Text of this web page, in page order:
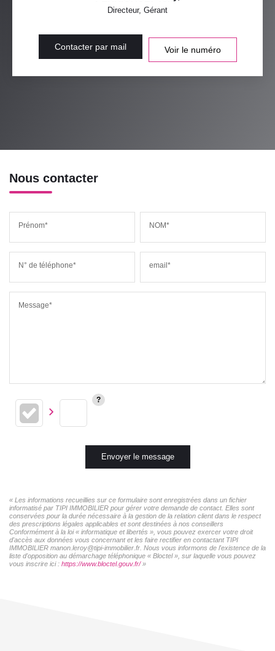
Directeur, Gérant
Contacter par mail Voir le numéro
Nous contacter
Prénom* NOM*
N° de téléphone* email*
Message*
Envoyer le message
« Les informations recueillies sur ce formulaire sont enregistrées dans un fichier
informatisé par TIPI IMMOBILIER pour gérer votre demande de contact. Elles sont
conservées pour la durée nécessaire à la gestion de la relation client dans le respect
des prescriptions légales applicables et sont destinées à nos conseillers
Conformément à la loi « informatique et libertés », vous pouvez exercer votre droit
d'accès aux données vous concernant et les faire rectifier en contactant TIPI
IMMOBILIER manon.leroy@tipi-immobilier.fr. Nous vous informons de l'existence de la
liste d'opposition au démarchage téléphonique « Bloctel », sur laquelle vous pouvez
vous inscrire ici : https://www.bloctel.gouv.fr/»